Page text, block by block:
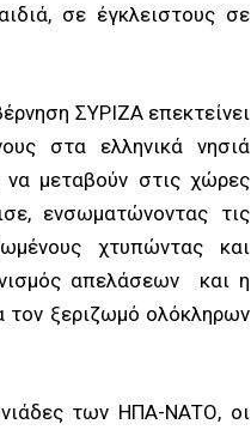
σε έγκλειστους σε
ΣΥΡΙΖΑ επεκτείνει
στα ελληνικά νησιά
να μεταβούν στις χώρες
ενσωματώνοντας τις
χτυπώντας και
απελάσεων και η
τον ξεριζωμό ολόκληρων
των ΗΠΑ-ΝΑΤΟ, οι